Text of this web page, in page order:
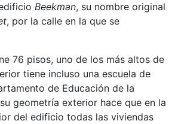
Beekman, su nombre original
, por la calle en la que se
76 pisos, uno de los más altos de
tiene incluso una escuela de
de Educación de la
geometría exterior hace que en la
del edificio todas las viviendas